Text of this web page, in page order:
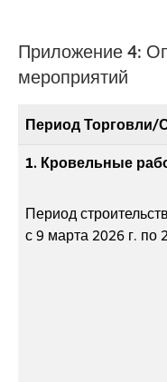
Приложение 4:
мероприятий
Период Торговли/
1. Кровельные
Период
с 9 марта 2026 г. по